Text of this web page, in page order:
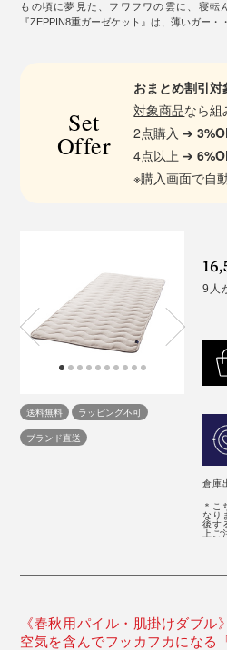
もの頃に夢見た、フワフワの雲に、寝転
『ZEPPIN8重ガーゼケット』は、薄いガー・
Set
Offer
おまとめ割引対
対象商品なら組
2点購入 ➔
4点以上 ➔
※購入画面で自
送料無料
ラッピング不可
ブランド直送
9人
倉庫
＊こ
なり
後す
上ご
《春秋用パイル・肌掛けダブ
空気を含んでフッカフカになる